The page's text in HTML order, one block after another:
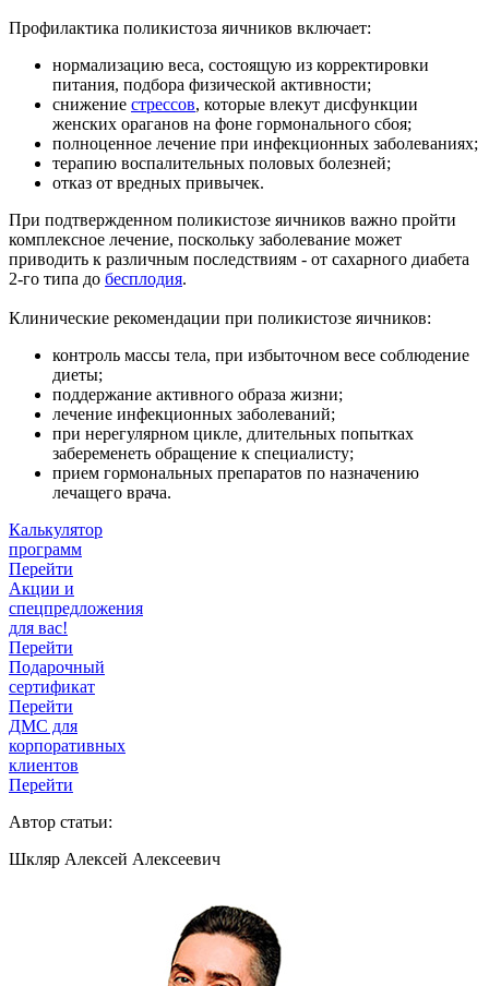
Профилактика поликистоза яичников включает:
нормализацию веса, состоящую из корректировки
питания, подбора физической активности;
снижение стрессов, которые влекут дисфункции
женских ораганов на фоне гормонального сбоя;
полноценное лечение при инфекционных заболеваниях;
терапию воспалительных половых болезней;
отказ от вредных привычек.
При подтвержденном поликистозе яичников важно пройти
комплексное лечение, поскольку заболевание может
приводить к различным последствиям - от сахарного диабета
2-го типа до бесплодия.
Клинические рекомендации при поликистозе яичников:
контроль массы тела, при избыточном весе соблюдение
диеты;
поддержание активного образа жизни;
лечение инфекционных заболеваний;
при нерегулярном цикле, длительных попытках
забеременеть обращение к специалисту;
прием гормональных препаратов по назначению
лечащего врача.
Калькулятор
программ
Перейти
Акции и
спецпредложения
для вас!
Перейти
Подарочный
сертификат
Перейти
ДМС для
корпоративных
клиентов
Перейти
Автор статьи:
Шкляр Алексей Алексеевич